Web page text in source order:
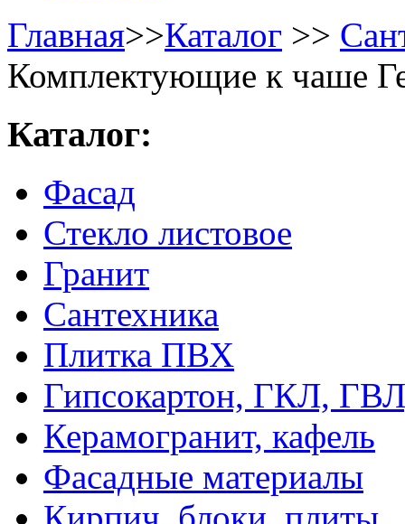
Главная>>Каталог >>
Комплектующие к чаше
Каталог:
Фасад
Стекло листовое
Гранит
Сантехника
Плитка ПВХ
Гипсокартон, ГКЛ,
Керамогранит, кафель
Фасадные материалы